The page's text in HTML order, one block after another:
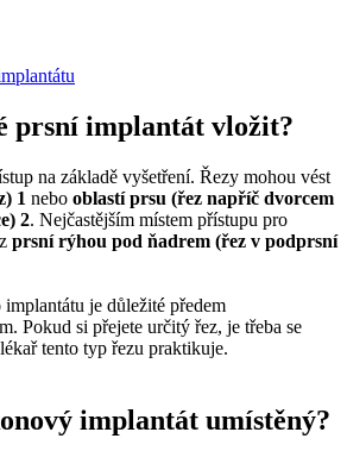
prsní implantát vložit?
na základě vyšetření. Řezy mohou vést
1 nebo oblastí prsu (řez napříč dvorcem
2. Nejčastějším místem přístupu pro
prsní rýhou pod ňadrem (řez v podprsní
je důležité předem
Pokud si přejete určitý řez, je třeba se
tento typ řezu praktikuje.
implantát umístěný?